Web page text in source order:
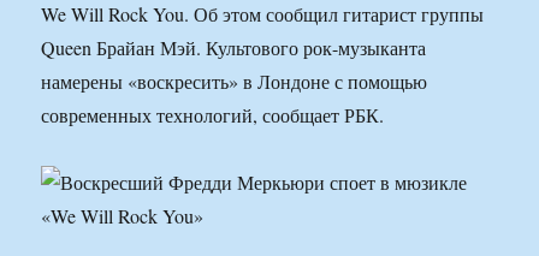
We Will Rock You. Об этом сообщил гитарист группы
Queen Брайан Мэй. Культового рок-музыканта
намерены «воскресить» в Лондоне с помощью
современных технологий, сообщает РБК.